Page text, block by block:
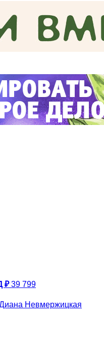
₽ 39 799
Невмержицкая